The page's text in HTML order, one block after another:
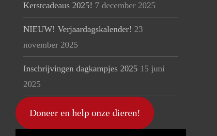
Kerstcadeaus 2025! 7 december 2025
NIEUW! Verjaardagskalender! 23
november 2025
Inschrijvingen dagkampjes 2025 15 juni
2025
Doneer en help onze dieren!